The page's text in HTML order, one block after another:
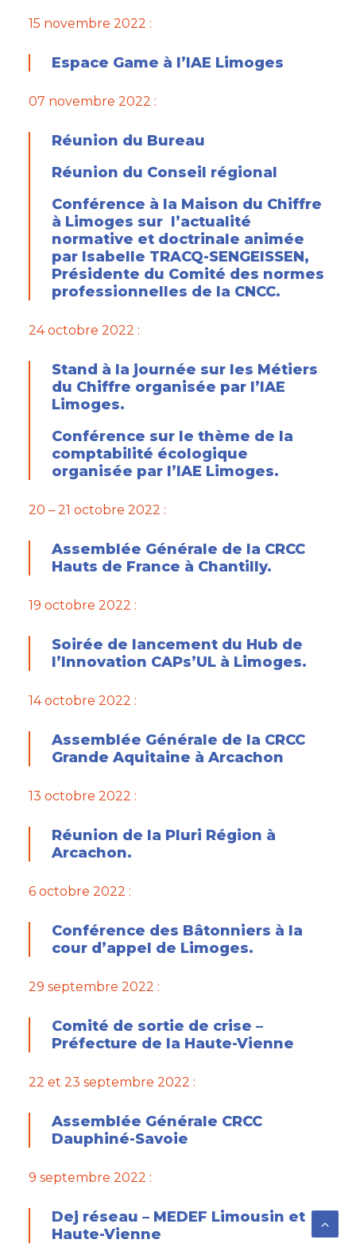
15 novembre 2022 :
Espace Game à l’IAE Limoges
07 novembre 2022 :
Réunion du Bureau
Réunion du Conseil régional
Conférence à la Maison du Chiffre
à Limoges sur l’actualité
normative et doctrinale animée
par Isabelle TRACQ-SENGEISSEN,
Présidente du Comité des normes
professionnelles de la CNCC.
24 octobre 2022 :
Stand à la journée sur les Métiers
du Chiffre organisée par l’IAE
Limoges.
Conférence sur le thème de la
comptabilité écologique
organisée par l’IAE Limoges.
20 – 21 octobre 2022 :
Assemblée Générale de la CRCC
Hauts de France à Chantilly.
19 octobre 2022 :
Soirée de lancement du Hub de
l’Innovation CAPs’UL à Limoges.
14 octobre 2022 :
Assemblée Générale de la CRCC
Grande Aquitaine à Arcachon
13 octobre 2022 :
Réunion de la Pluri Région à
Arcachon.
6 octobre 2022 :
Conférence des Bâtonniers à la
cour d’appel de Limoges.
29 septembre 2022 :
Comité de sortie de crise –
Préfecture de la Haute-Vienne
22 et 23 septembre 2022 :
Assemblée Générale CRCC
Dauphiné-Savoie
9 septembre 2022 :
Dej réseau – MEDEF Limousin et
Haute-Vienne